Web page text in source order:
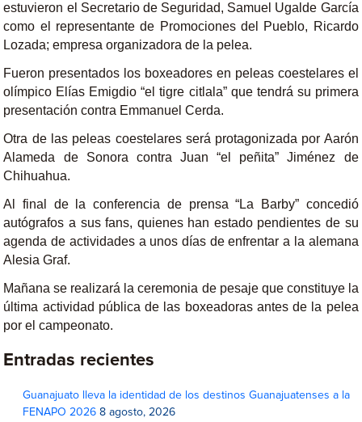
estuvieron el Secretario de Seguridad, Samuel Ugalde García
como el representante de Promociones del Pueblo, Ricardo
Lozada; empresa organizadora de la pelea.
Fueron presentados los boxeadores en peleas coestelares el
olímpico Elías Emigdio “el tigre citlala” que tendrá su primera
presentación contra Emmanuel Cerda.
Otra de las peleas coestelares será protagonizada por Aarón
Alameda de Sonora contra Juan “el peñita” Jiménez de
Chihuahua.
Al final de la conferencia de prensa “La Barby” concedió
autógrafos a sus fans, quienes han estado pendientes de su
agenda de actividades a unos días de enfrentar a la alemana
Alesia Graf.
Mañana se realizará la ceremonia de pesaje que constituye la
última actividad pública de las boxeadoras antes de la pelea
por el campeonato.
Entradas recientes
Guanajuato lleva la identidad de los destinos Guanajuatenses a la
FENAPO 2026 8 agosto, 2026